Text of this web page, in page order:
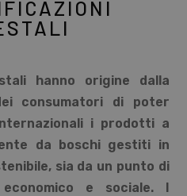
hanno origine dalla
consumatori di poter
i prodotti a
da boschi gestiti in
sia da un punto di
e sociale. I